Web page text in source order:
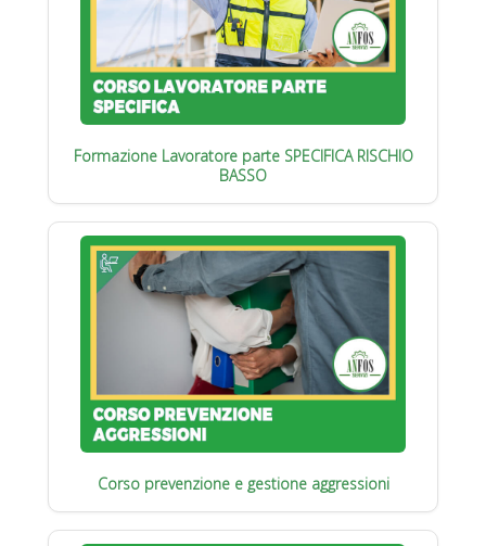
Formazione Lavoratore parte SPECIFICA RISCHIO
BASSO
Corso prevenzione e gestione aggressioni